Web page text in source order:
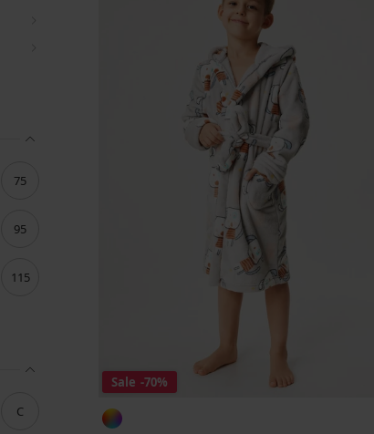
75
95
115
C
Sale -70%